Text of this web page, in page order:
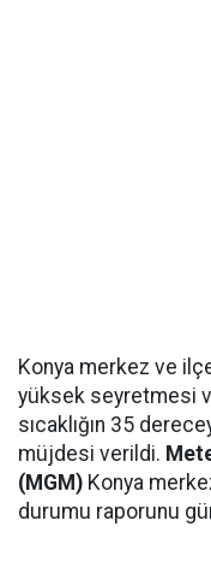
Konya merkez ve
yüksek seyretmesi
sıcaklığın 35
müjdesi verildi.
(MGM) Konya
durumu raporunu